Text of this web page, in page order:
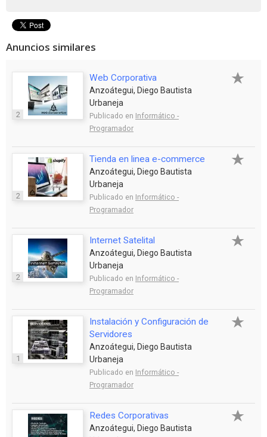
Anuncios similares
2
Web Corporativa
Anzoátegui, Diego Bautista
Urbaneja
Publicado en Informático -
Programador
2
Tienda en linea e-commerce
Anzoátegui, Diego Bautista
Urbaneja
Publicado en Informático -
Programador
2
Internet Satelital
Anzoátegui, Diego Bautista
Urbaneja
Publicado en Informático -
Programador
1
Instalación y Configuración de
Servidores
Anzoátegui, Diego Bautista
Urbaneja
Publicado en Informático -
Programador
Redes Corporativas
Anzoátegui, Diego Bautista